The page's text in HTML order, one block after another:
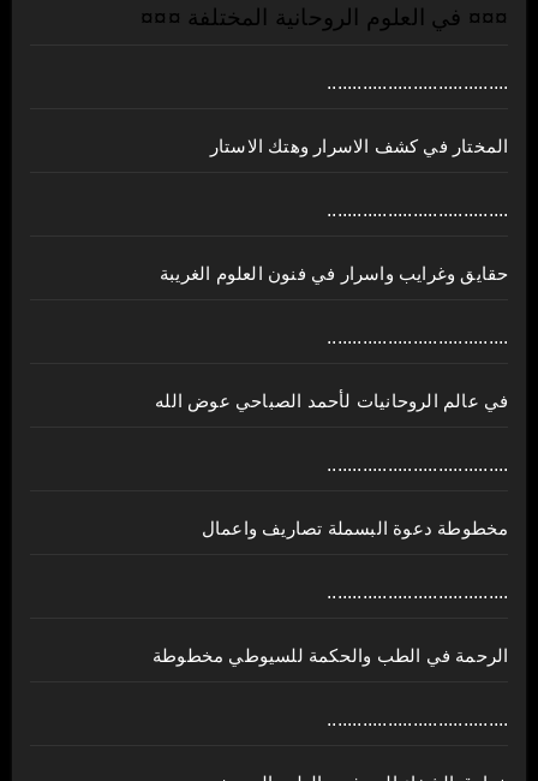
¤¤¤ في العلوم الروحانية المختلفة ¤¤¤
....................................
المختار في كشف الاسرار وهتك الاستار
....................................
حقايق وغرايب واسرار في فنون العلوم الغريبة
....................................
في عالم الروحانيات لأحمد الصباحي عوض الله
....................................
مخطوطة دعوة البسملة تصاريف واعمال
....................................
الرحمة في الطب والحكمة للسيوطي مخطوطة
....................................